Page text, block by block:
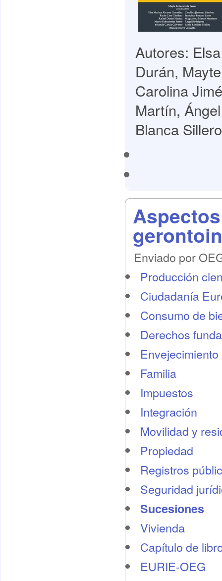
Autores:
Durán,
Carolina
Martín,
Blanca
Enviado por
Producción
Ciudadanía
Consumo de
Derechos
Familia
Impuestos
Integración
Movilidad y
Propiedad
Registros
Seguridad
Sucesiones
Vivienda
Capítulo de
EURIE-OEG